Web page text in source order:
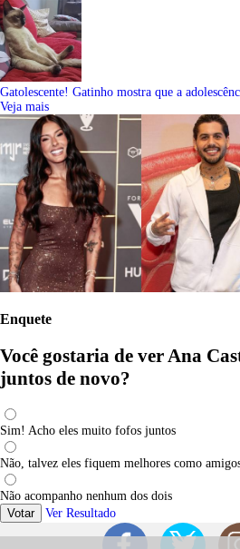
Gatolescente! Gatinho mostra que a
Veja mais
Enquete
Você gostaria de ver Ana
juntos de novo?
Sim! Acho eles muito fofos juntos
Não, talvez eles fiquem melhores como
Não acompanho nenhum dos dois
Votar
Ver Resultado